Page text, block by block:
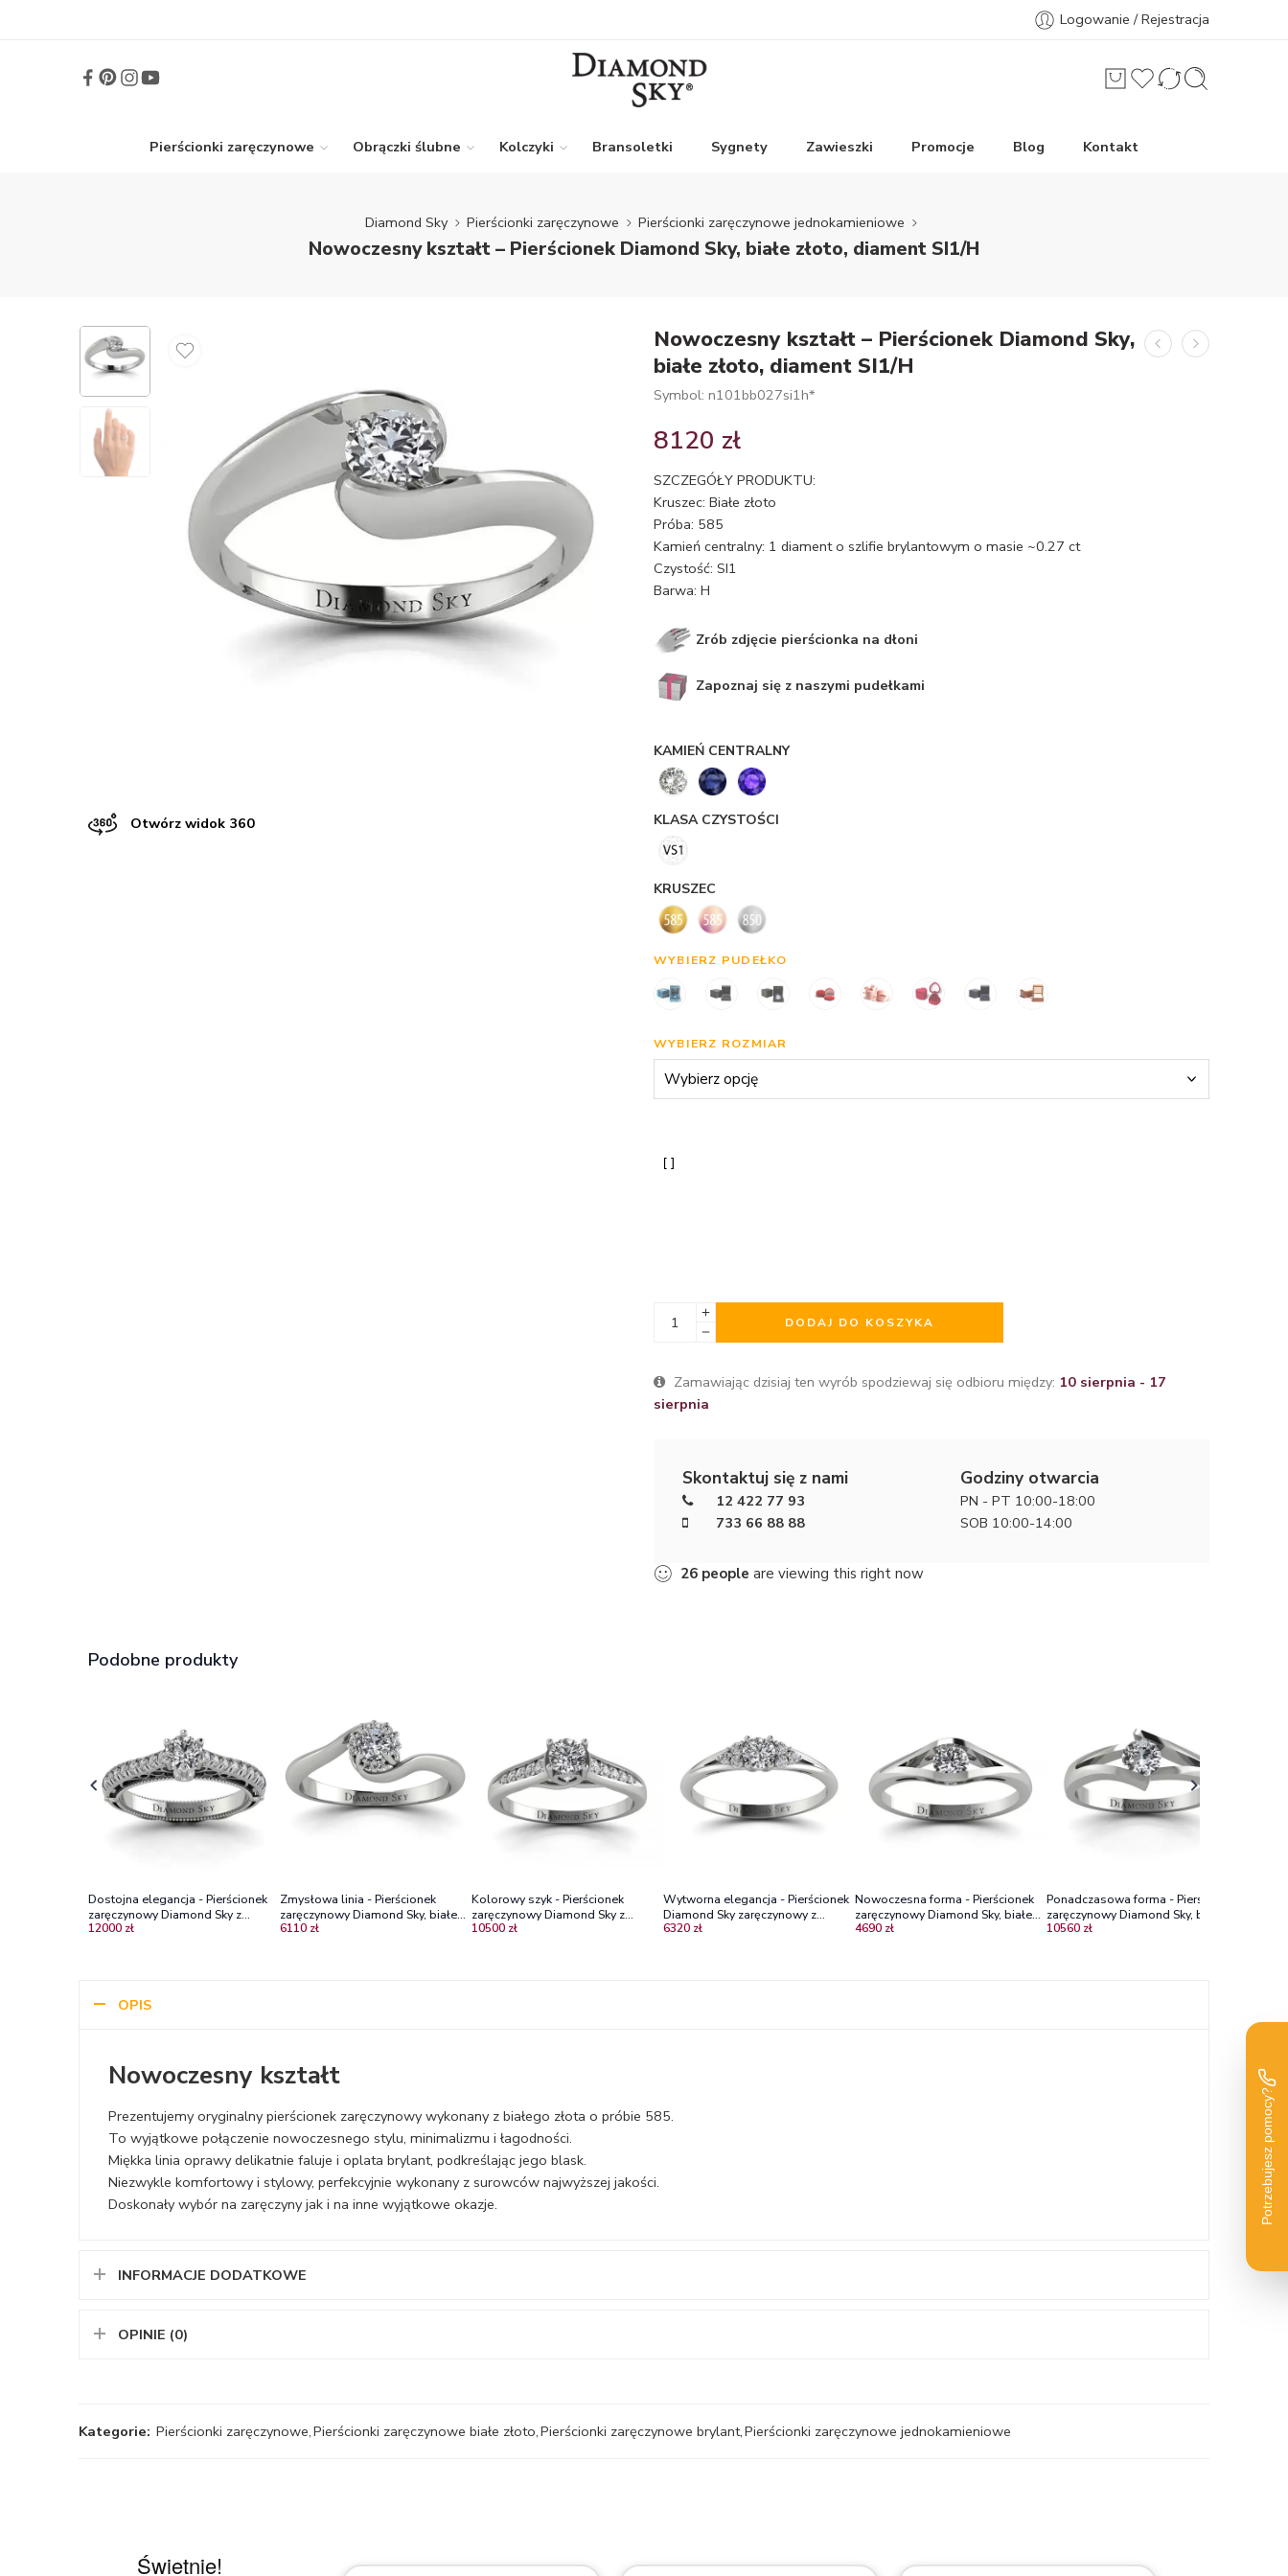
Logowanie / Rejestracja
Pierścionki zaręczynowe Obrączki ślubne Kolczyki Bransoletki Sygnety Zawieszki Promocje Blog Kontakt
Diamond Sky Pierścionki zaręczynowe Pierścionki zaręczynowe jednokamieniowe
Nowoczesny kształt – Pierścionek Diamond Sky, białe złoto, diament SI1/H
Otwórz widok 360
Nowoczesny kształt – Pierścionek Diamond Sky,
białe złoto, diament SI1/H
Symbol: n101bb027si1h*
8120 zł
SZCZEGÓŁY PRODUKTU:
Kruszec: Białe złoto
Próba: 585
Kamień centralny: 1 diament o szlifie brylantowym o masie ~0.27 ct
Czystość: SI1
Barwa: H
Zrób zdjęcie pierścionka na dłoni
Zapoznaj się z naszymi pudełkami
KAMIEŃ CENTRALNY
KLASA CZYSTOŚCI
KRUSZEC
WYBIERZ PUDEŁKO
WYBIERZ ROZMIAR
DODAJ DO KOSZYKA
Zamawiając dzisiaj ten wyrób spodziewaj się odbioru między: 10 sierpnia - 17
sierpnia
Skontaktuj się z nami
12 422 77 93
733 66 88 88
Godziny otwarcia
PN - PT 10:00-18:00
SOB 10:00-14:00
26 people are viewing this right now
Podobne produkty
Dostojna elegancja - Pierścionek
zaręczynowy Diamond Sky z
białego złota z diamentami
12000 zł
Zmysłowa linia - Pierścionek
zaręczynowy Diamond Sky, białe
złoto, diamenty
6110 zł
Kolorowy szyk - Pierścionek
zaręczynowy Diamond Sky z
białego złota z diamentami
10500 zł
Wytworna elegancja - Pierścionek
Diamond Sky zaręczynowy z
białego złota z diamentami
6320 zł
Nowoczesna forma - Pierścionek
zaręczynowy Diamond Sky, białe
złoto, diament
4690 zł
Ponadczasowa forma - Pierścionek
zaręczynowy Diamond Sky, białe
złoto, diament Vs2/I
10560 zł
OPIS
Nowoczesny kształt
Prezentujemy oryginalny pierścionek zaręczynowy wykonany z białego złota o próbie 585.
To wyjątkowe połączenie nowoczesnego stylu, minimalizmu i łagodności.
Miękka linia oprawy delikatnie faluje i oplata brylant, podkreślając jego blask.
Niezwykle komfortowy i stylowy, perfekcyjnie wykonany z surowców najwyższej jakości.
Doskonały wybór na zaręczyny jak i na inne wyjątkowe okazje.
INFORMACJE DODATKOWE
OPINIE (0)
Kategorie: Pierścionki zaręczynowe,Pierścionki zaręczynowe białe złoto,Pierścionki zaręczynowe brylant,Pierścionki zaręczynowe jednokamieniowe
Świetnie!